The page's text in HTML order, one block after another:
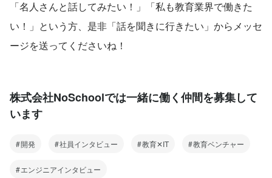
「名人さんと話してみたい！」「私も教育業界で働きた
い！」という方、是非「話を聞きに行きたい」からメッセ
ージを送ってくださいね！
株式会社NoSchoolでは一緒に働く仲間を募集して
います
開発 社員インタビュー 教育✕IT 教育ベンチャー
エンジニアインタビュー